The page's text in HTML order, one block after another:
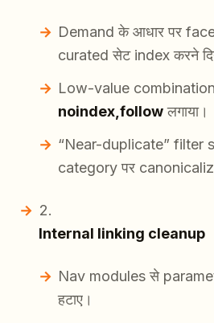
Demand के आधार पर
curated सेट index करने
Low-value
noindex,followलगाया।
“Near-duplicate” filter
category पर
Internal linking cleanup
Nav modules से
हटाए।